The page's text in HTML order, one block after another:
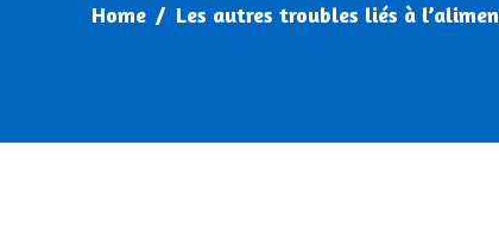
Home Les autres troubles liés à
CONTACT